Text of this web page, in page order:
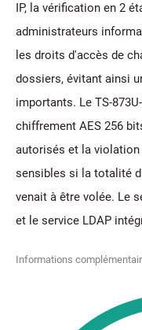
IP, la vérification en 2
administrateurs
les droits d'accès de
dossiers, évitant ainsi
importants. Le TS-
chiffrement AES 256
autorisés et la
sensibles si la totalité
venait à être volée. Le
et le service LDAP
Informations